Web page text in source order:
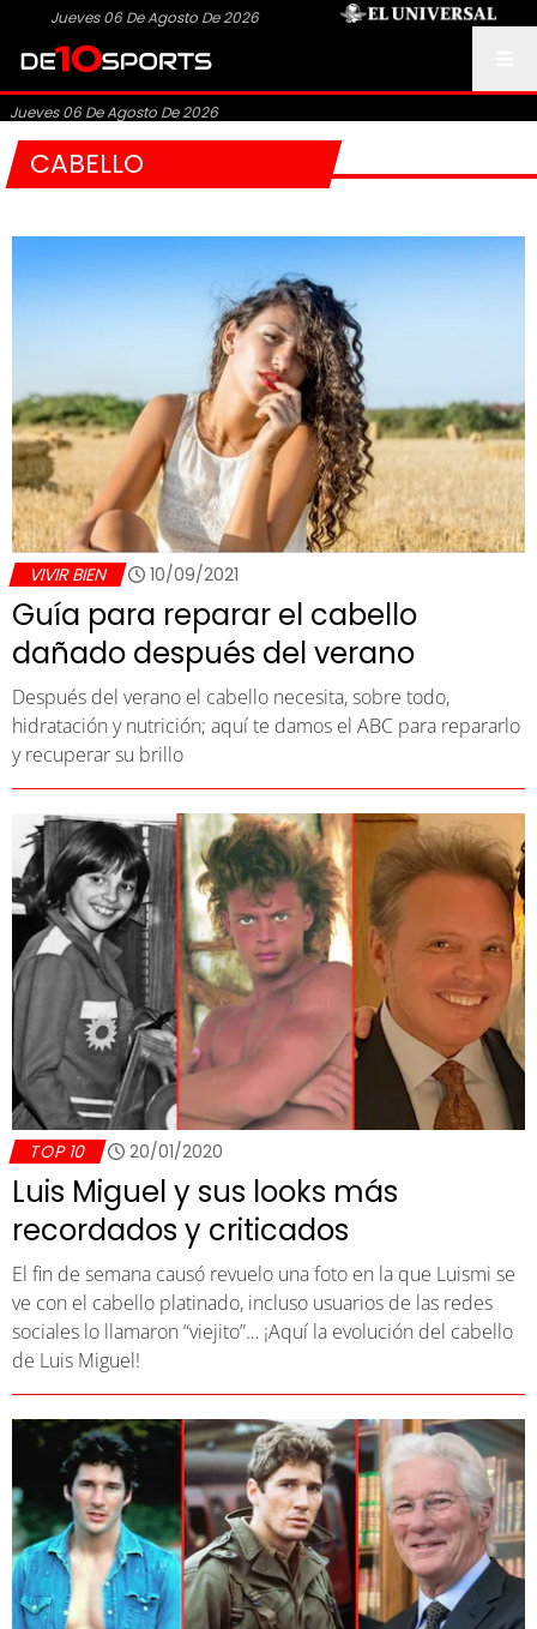
Jueves 06 De Agosto De 2026
Jueves 06 De Agosto De 2026
CABELLO
VIVIR BIEN 10/09/2021
Guía para reparar el cabello
dañado después del verano
Después del verano el cabello necesita, sobre todo,
hidratación y nutrición; aquí te damos el ABC para repararlo
y recuperar su brillo
TOP 10 20/01/2020
Luis Miguel y sus looks más
recordados y criticados
El fin de semana causó revuelo una foto en la que Luismi se
ve con el cabello platinado, incluso usuarios de las redes
sociales lo llamaron “viejito”… ¡Aquí la evolución del cabello
de Luis Miguel!